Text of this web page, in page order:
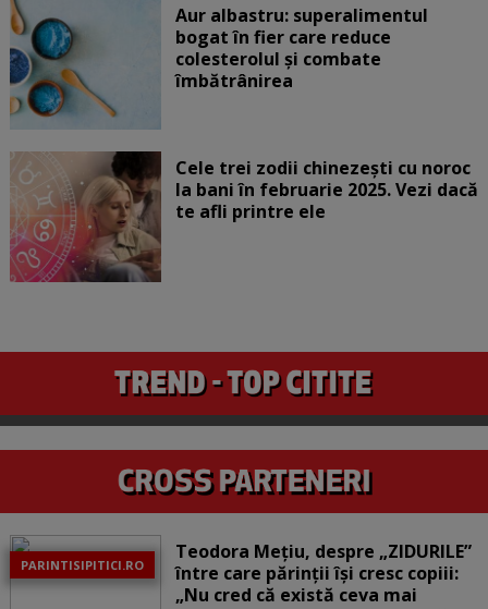
Aur albastru: superalimentul
bogat în fier care reduce
colesterolul și combate
îmbătrânirea
Cele trei zodii chinezești cu noroc
la bani în februarie 2025. Vezi dacă
te afli printre ele
PARINTISIPITICI.RO
Teodora Mețiu, despre „ZIDURILE”
între care părinții își cresc copiii:
„Nu cred că există ceva mai